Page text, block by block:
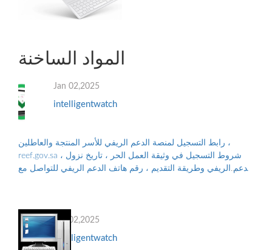
المواد الساخنة
Jan 02,2025
intelligentwatch
رابط التسجيل لمنصة الدعم الريفي للأسر المنتجة والعاطلين ،
reef.gov.sa ، شروط التسجيل في وثيقة العمل الحر ، تاريخ نزول
الدعم الريفي وطريقة التقديم ، رقم هاتف الدعم الريفي للتواصل مع
Jan 02,2025
intelligentwatch